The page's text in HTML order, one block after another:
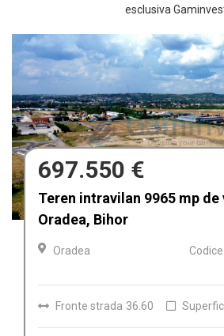
esclusiva
680.000 €
Afacere la cheie de vânzare
Textile in Dolj, Romania
Craiova